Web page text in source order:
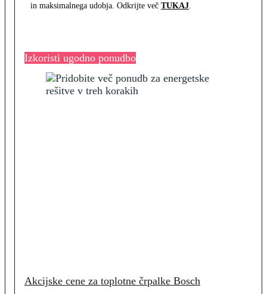
in maksimalnega udobja. Odkrijte več TUKAJ
Izkoristi ugodno ponudbo
Akcijske cene za toplotne črpalke Bosch